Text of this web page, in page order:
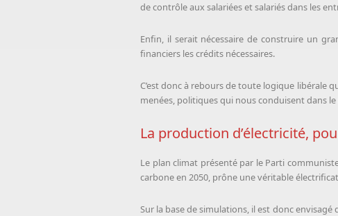
de contrôle aux salariées et salariés dans les
Enfin, il serait nécessaire de construire un
financiers les crédits nécessaires.
C’est donc à rebours de toute logique libérale
menées, politiques qui nous conduisent dans le
La production d’électricité,
Le plan climat présenté par le Parti
carbone en 2050, prône une véritable
Sur la base de simulations, il est donc